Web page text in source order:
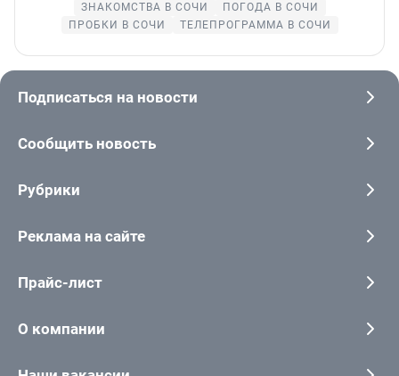
ЗНАКОМСТВА В СОЧИ
ПОГОДА В СОЧИ
ПРОБКИ В СОЧИ
ТЕЛЕПРОГРАММА В СОЧИ
Подписаться на новости
Сообщить новость
Рубрики
Реклама на сайте
Прайс-лист
О компании